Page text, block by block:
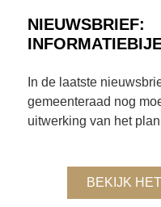
NIEUWSBRIEF:
In de laatste
gemeenteraad nog
uitwerking van het
BEKIJK